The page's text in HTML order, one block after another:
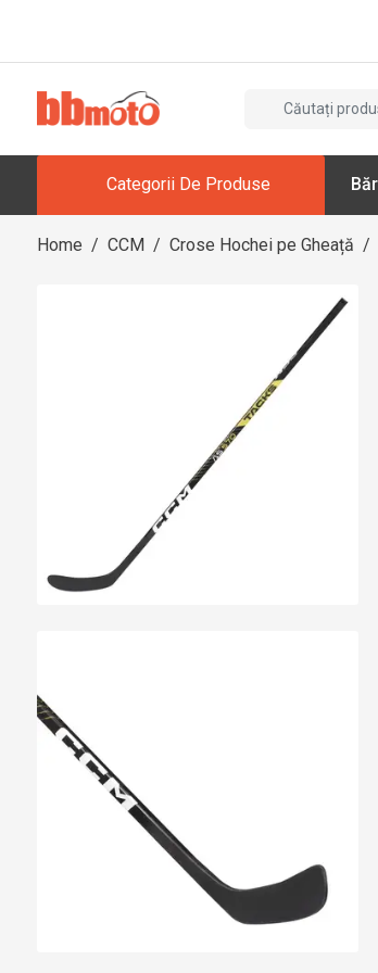
Categorii De Produse
Home / CCM / Crose Hochei pe Gheață /